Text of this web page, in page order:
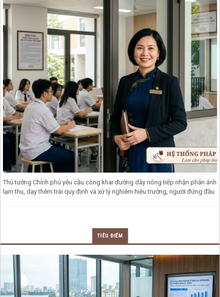
Thủ tướng Chính phủ yêu cầu công khai đường dây nóng tiếp nhận phản ánh
lạm thu, dạy thêm trái quy định và xử lý nghiêm hiệu trưởng, người đứng đầu
TIÊU ĐIỂM